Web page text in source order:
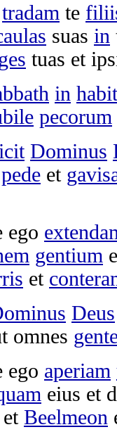
tradam te
suas in
tuas et
in
pecorum
Dominus
pede et
ego
gentium
et
Deus
omnes
ego aperiam
eius et
et Beelmeon